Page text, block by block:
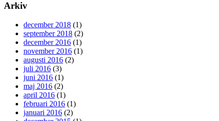
Arkiv
december 2018 (1)
september 2018 (2)
december 2016 (1)
november 2016 (1)
augusti 2016 (2)
juli 2016 (3)
juni 2016 (1)
maj 2016 (2)
april 2016 (1)
februari 2016 (1)
januari 2016 (2)